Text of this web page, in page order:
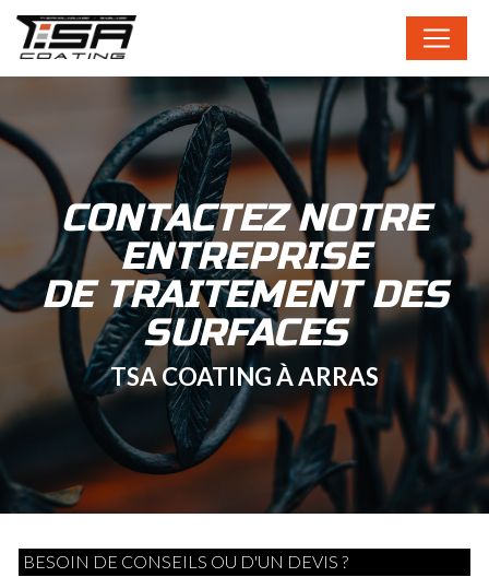
CONTACTEZ NOTRE
ENTREPRISE
DE TRAITEMENT DES
SURFACES
TSA COATING À ARRAS
BESOIN DE CONSEILS OU D'UN DEVIS ?
Panneau de gestion des cookies